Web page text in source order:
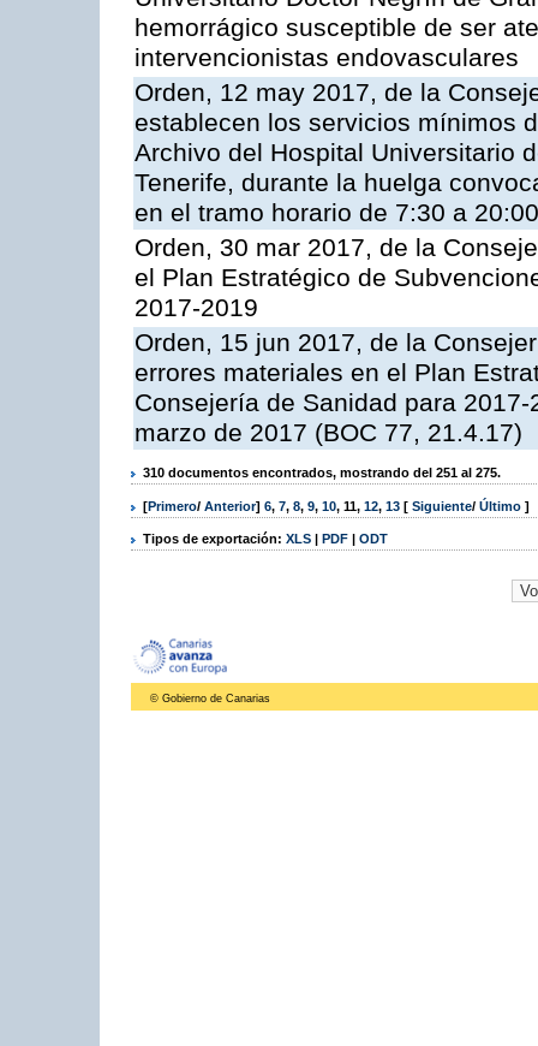
hemorrágico susceptible de ser
intervencionistas endovasculares
Orden, 12 may 2017, de la
establecen los servicios mínimos
Archivo del Hospital Universitario
Tenerife, durante la huelga
en el tramo horario de 7:30 a
Orden, 30 mar 2017, de la
el Plan Estratégico de
2017-2019
Orden, 15 jun 2017, de la
errores materiales en el Plan
Consejería de Sanidad para
marzo de 2017 (BOC 77, 21.4.17)
310 documentos encontrados, mostrando del 251 al 275.
[Primero/ Anterior] 6, 7, 8, 9, 10, 11, 12, 13 [ Siguiente/ Último ]
Tipos de exportación: XLS | PDF | ODT
© Gobierno de Canarias